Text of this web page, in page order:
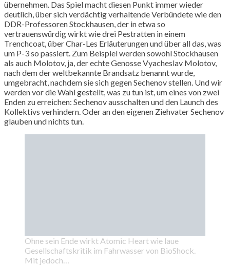
übernehmen. Das Spiel macht diesen Punkt immer wieder
deutlich, über sich verdächtig verhaltende Verbündete wie den
DDR-Professoren Stockhausen, der in etwa so
vertrauenswürdig wirkt wie drei Pestratten in einem
Trenchcoat, über Char-Les Erläuterungen und über all das, was
um P-3 so passiert. Zum Beispiel werden sowohl Stockhausen
als auch Molotov, ja, der echte Genosse Vyacheslav Molotov,
nach dem der weltbekannte Brandsatz benannt wurde,
umgebracht, nachdem sie sich gegen Sechenov stellen. Und wir
werden vor die Wahl gestellt, was zu tun ist, um eines von zwei
Enden zu erreichen: Sechenov ausschalten und den Launch des
Kollektivs verhindern. Oder an den eigenen Ziehvater Sechenov
glauben und nichts tun.
Ohne sein Ende wirkt Atomic Heart wie laue
Gesellschaftskritik im Fahrwasser von BioShock.
Mit jedoch…